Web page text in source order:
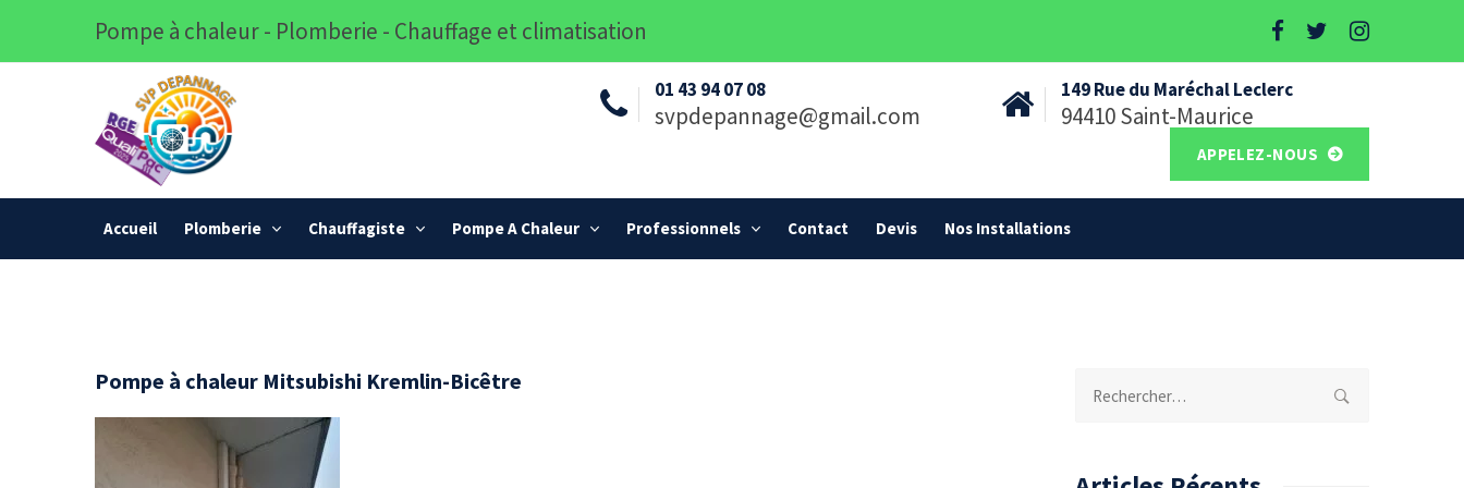
Pompe à chaleur - Plomberie - Chauffage et climatisation
01 43 94 07 08
svpdepannage@gmail.com
149 Rue du Maréchal Leclerc
94410 Saint-Maurice
APPELEZ-NOUS
Accueil Plomberie Chauffagiste Pompe A Chaleur Professionnels Contact Devis Nos Installations
Pompe à chaleur Mitsubishi Kremlin-Bicêtre Rechercher :